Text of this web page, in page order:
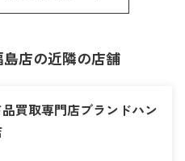
店の近隣の店舗
買取専門店ブランドハン